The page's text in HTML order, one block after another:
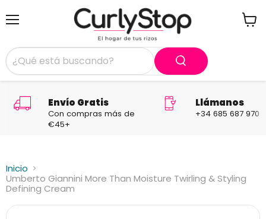
Envío Gratis
Con compras más de
€45+
Llámanos
+34 685 687 970
Inicio
Umberto Giannini More Than Moisture Twirling & Styling
Defining Cream